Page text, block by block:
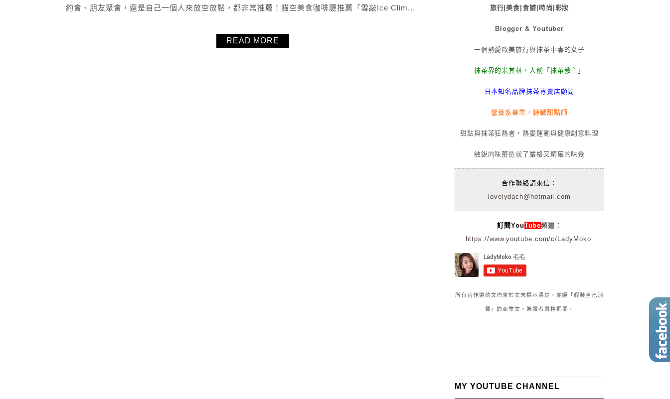
約會、朋友聚會，還是自己一個人來放空放鬆，都非常推薦！貓空美食咖啡廳推薦「雪敲Ice Clim...
READ MORE
旅行|美食|食譜|時尚|彩妝
Blogger & Youtuber
一個熱愛歐美旅行與抹茶中毒的女子
抹茶界的米其林，人稱「抹茶教主」
日本知名品牌抹茶專賣店顧問
營養系畢業，轉職甜點師
甜點與抹茶狂熱者，熱愛運動與健康創意料理
敏銳的味蕾造就了嚴格又精確的味覺
合作聯絡請來信：
lovelydach@hotmail.com
訂閱YouTube頻道：
https://www.youtube.com/c/LadyMoko
所有合作邀約文均會於文末標示清楚，謝絕「假裝自己消
費」的商業文，為讀者嚴格把關。
MY YOUTUBE CHANNEL